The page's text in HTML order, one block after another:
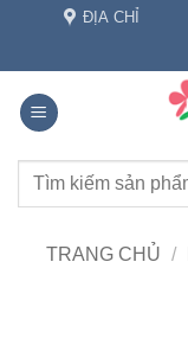
nội
dung
ĐỊA CHỈ
Tìm
TRANG CHỦ /